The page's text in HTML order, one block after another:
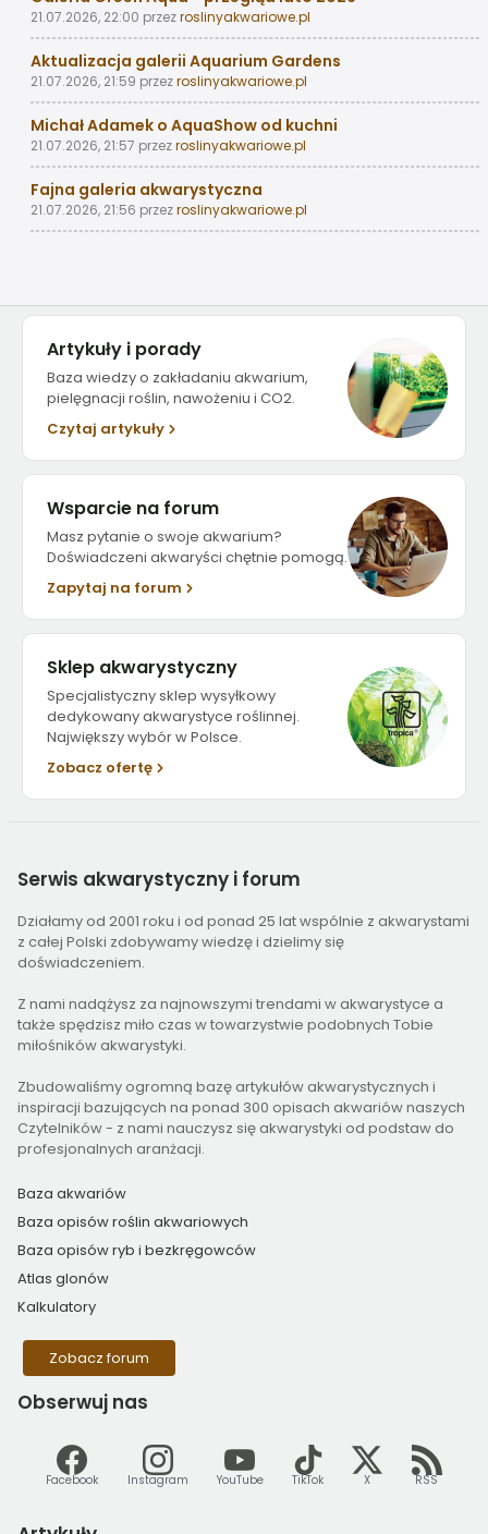
21.07.2026, 22:00 przezroslinyakwariowe.pl
Aktualizacja galerii Aquarium Gardens
21.07.2026, 21:59 przezroslinyakwariowe.pl
Michał Adamek o AquaShow od kuchni
21.07.2026, 21:57 przezroslinyakwariowe.pl
Fajna galeria akwarystyczna
21.07.2026, 21:56 przezroslinyakwariowe.pl
Artykuły i porady
Baza wiedzy o zakładaniu akwarium,
pielęgnacji roślin, nawożeniu i CO2.
Czytaj artykuły
Wsparcie na forum
Masz pytanie o swoje akwarium?
Doświadczeni akwaryści chętnie pomogą.
Zapytaj na forum
Sklep akwarystyczny
Specjalistyczny sklep wysyłkowy
dedykowany akwarystyce roślinnej.
Największy wybór w Polsce.
Zobacz ofertę
Serwis akwarystyczny i forum
Działamy od 2001 roku i od ponad 25 lat wspólnie z akwarystami
z całej Polski zdobywamy wiedzę i dzielimy się
doświadczeniem.
Z nami nadążysz za najnowszymi trendami w akwarystyce a
także spędzisz miło czas w towarzystwie podobnych Tobie
miłośników akwarystyki.
Zbudowaliśmy ogromną bazę artykułów akwarystycznych i
inspiracji bazujących na ponad 300 opisach akwariów naszych
Czytelników - z nami nauczysz się akwarystyki od podstaw do
profesjonalnych aranżacji.
Baza akwariów
Baza opisów roślin akwariowych
Baza opisów ryb i bezkręgowców
Atlas glonów
Kalkulatory
Zobacz forum
Obserwuj nas
Facebook Instagram YouTube TikTok X RSS